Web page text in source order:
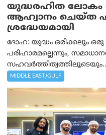
യുദ്ധരഹിത ലോകം
ആഹ്വാനം ചെയ്ത
ശ്രദ്ധേയമായി
ദോഹ: യുദ്ധം ഒരിക്കലും ഒരു
പരിഹാരമല്ലെന്നും,
MIDDLE EAST/GULF